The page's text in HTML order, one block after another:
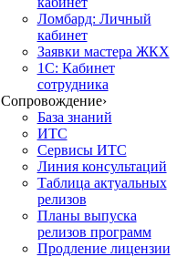
Ломбард: Личный
кабинет
Заявки мастера ЖКХ
1С: Кабинет
сотрудника
Сопровождение›
База знаний
ИТС
Сервисы ИТС
Линия консультаций
Таблица актуальных
релизов
Планы выпуска
релизов программ
Продление лицензии